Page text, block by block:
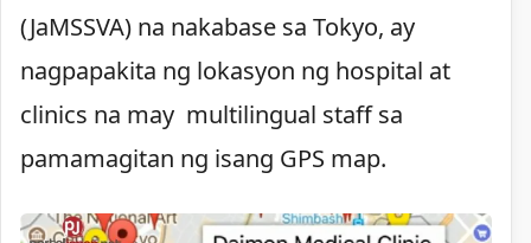
(JaMSSVA) na nakabase sa Tokyo, ay
nagpapakita ng lokasyon ng hospital at
clinics na may multilingual staff sa
pamamagitan ng isang GPS map.